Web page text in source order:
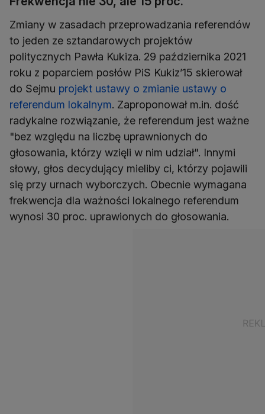
Zmiany w zasadach przeprowadzania referendów
to jeden ze sztandarowych projektów
politycznych Pawła Kukiza. 29 października 2021
roku z poparciem posłów PiS Kukiz’15 skierował
do Sejmu projekt ustawy o zmianie ustawy o
referendum lokalnym. Zaproponował m.in. dość
radykalne rozwiązanie, że referendum jest ważne
"bez względu na liczbę uprawnionych do
głosowania, którzy wzięli w nim udział". Innymi
słowy, głos decydujący mieliby ci, którzy pojawili
się przy urnach wyborczych. Obecnie wymagana
frekwencja dla ważności lokalnego referendum
wynosi 30 proc. uprawionych do głosowania.